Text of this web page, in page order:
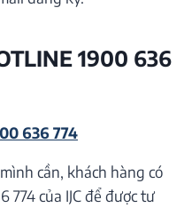
1900 636
636 774
cần, khách hàng có
của IJC để được tư